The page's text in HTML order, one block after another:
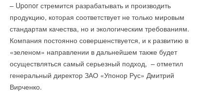
– Uponor стремится разрабатывать и производить
продукцию, которая соответствует не только мировым
стандартам качества, но и экологическим требованиям.
Компания постоянно совершенствуется, и к развитию в
«зеленом» направлении в дальнейшем также будет
осуществляться самый серьезный подход, – отметил
генеральный директор ЗАО «Упонор Рус» Дмитрий
Вирченко.